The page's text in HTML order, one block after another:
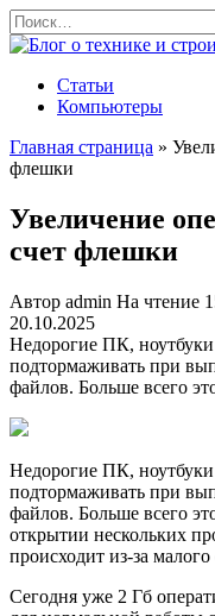
Перейти
к
Search
for:
Статьи
Компьютеры
Главная страница »
флешки
Увеличение
счет флешки
Автор admin На чтение
20.10.2025
Недорогие ПК,
подтормаживать при
файлов. Больше всего
Недорогие ПК,
подтормаживать при
файлов. Больше всего
открытии нескольких
происходит из-за
Сегодня уже 2 Гб